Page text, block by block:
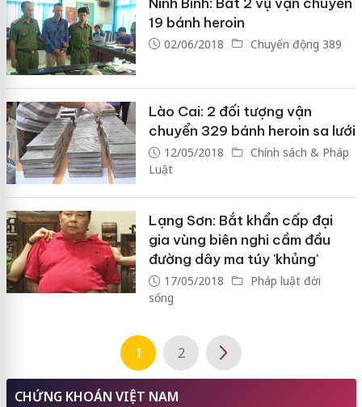
19 bánh heroin
02/06/2018 Chuyển động 389
Lào Cai: 2 đối tượng vận
chuyển 329 bánh heroin sa lưới
12/05/2018
Chính sách & Pháp
Luật
Lạng Sơn: Bắt khẩn cấp đại
gia vùng biên nghi cầm đầu
đường dây ma túy 'khủng'
17/05/2018
Pháp luật đời
sống
1 2
CHỨNG KHOÁN VIỆT NAM